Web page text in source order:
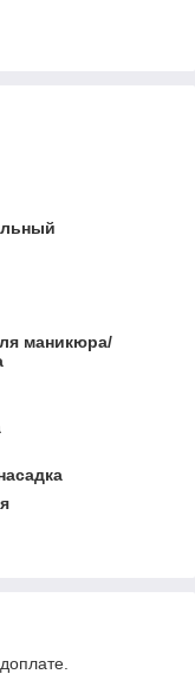
маникюра/